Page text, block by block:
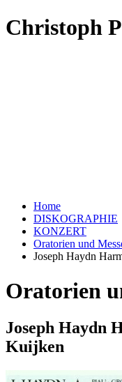
Christoph
Home
DISKOGRAPHIE
KONZERT
Oratorien und
Joseph Haydn
Oratorien
Joseph Haydn
Kuijken